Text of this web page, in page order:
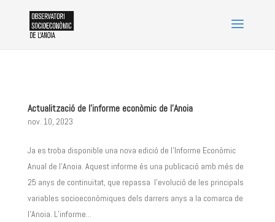
Actualització de l’informe econòmic de l’Anoia
nov. 10, 2023
Ja es troba disponible una nova edició de l’Informe Econòmic
Anual de l’Anoia. Aquest informe és una publicació amb més de
25 anys de continuïtat, que repassa l’evolució de les principals
variables socioeconòmiques dels darrers anys a la comarca de
l’Anoia. L’informe...